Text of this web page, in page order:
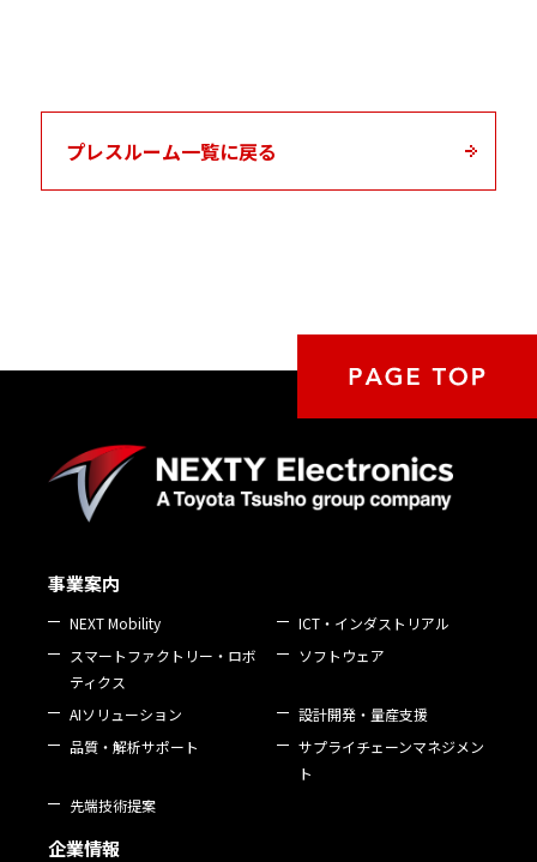
プレスルーム一覧に戻る
事業案内
NEXT Mobility
ICT・インダストリアル
スマートファクトリー・ロボ
ティクス
ソフトウェア
AIソリューション
設計開発・量産支援
品質・解析サポート
サプライチェーンマネジメン
ト
先端技術提案
企業情報